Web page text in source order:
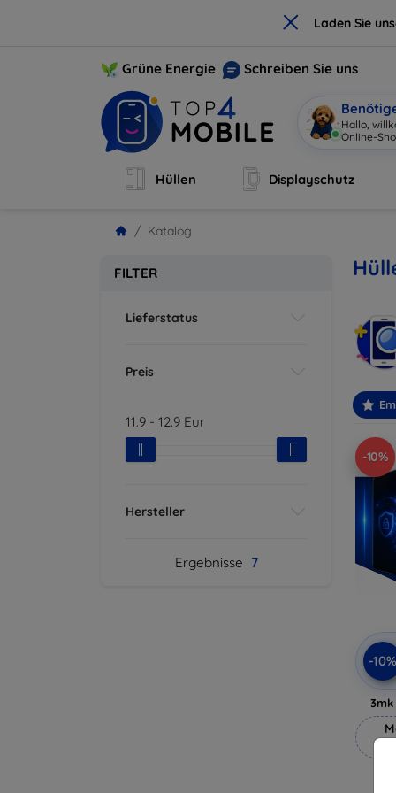
× Laden Sie
Grüne Energie Schreiben Sie uns
Hallo,
Online-
Hüllen Displayschutz
Katalog
FILTER
Lieferstatus
Preis
11.9 - 12.9 Eur
Hersteller
Ergebnisse 7
-10%
-10%